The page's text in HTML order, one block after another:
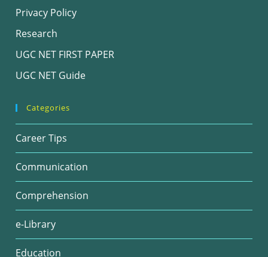
Privacy Policy
Research
UGC NET FIRST PAPER
UGC NET Guide
Categories
Career Tips
Communication
Comprehension
e-Library
Education